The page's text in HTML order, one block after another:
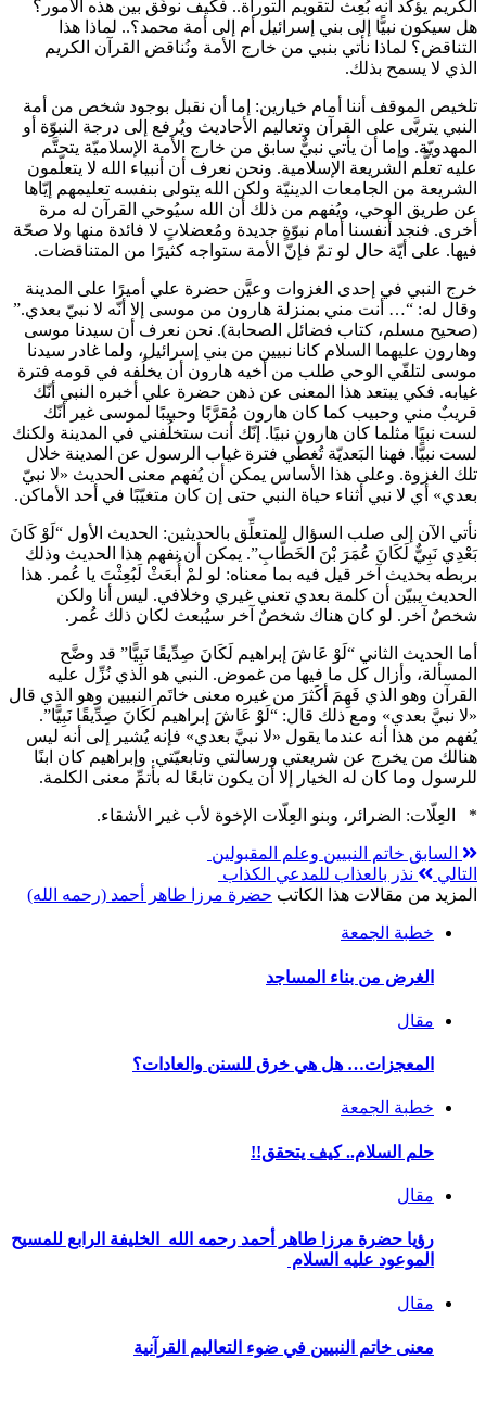
الكريم يؤكِّد أنه بُعِث لتقويم التوراة.. فكيف نوفِّق بين هذه الأمور؟
هل سيكون نبيًّا إلى بني إسرائيل أم إلى أمة محمد؟.. لماذا هذا
التناقض؟ لماذا نأتي بنبي من خارج الأمة ونُناقض القرآن الكريم
الذي لا يسمح بذلك.
تلخيص الموقف أننا أمام خيارين: إما أن نقبل بوجود شخص من أمة
النبي يتربَّى على القرآن وتعاليم الأحاديث ويُرفع إلى درجة النبوّة أو
المهدويّة. وإما أن يأتي نبيٌّ سابق من خارج الأمة الإسلاميّة يتحتَّم
عليه تعلُّم الشريعة الإسلامية. ونحن نعرف أن أنبياء الله لا يتعلّمون
الشريعة من الجامعات الدينيّة ولكن الله يتولى بنفسه تعليمهم إيّاها
عن طريق الوحي، ويُفهم من ذلك أن الله سيُوحي القرآن له مرة
أخرى. فنجد أنفسنا أمام نبوّةٍ جديدة ومُعضلاتٍ لا فائدة منها ولا صحّة
فيها. على أيّة حال لو تمّ فإنّ الأمة ستواجه كثيرًا من المتناقضات.
خرج النبي في إحدى الغزوات وعيَّن حضرة علي أميرًا على المدينة
وقال له: “… أنت مني بمنزلة هارون من موسى إلا أنّه لا نبيّ بعدي.”
(صحيح مسلم، كتاب فضائل الصحابة). نحن نعرف أن سيدنا موسى
وهارون عليهما السلام كانا نبيين من بني إسرائيل، ولما غادر سيدنا
موسى لتلقّي الوحي طلب من أخيه هارون أن يخلُفه في قومه فترة
غيابه. فكي يبتعد هذا المعنى عن ذهن حضرة علي أخبره النبي أنّك
قريبٌ مني وحبيب كما كان هارون مُقرَّبًا وحبيبًا لموسى غير أنّك
لست نبيًا مثلما كان هارون نبيًا. إنّك أنت ستخلُفني في المدينة ولكنك
لست نبيًّا. فهنا البَعديّة تُغطّي فترة غياب الرسول عن المدينة خلال
تلك الغزوة. وعلى هذا الأساس يمكن أن يُفهم معنى الحديث «لا نبيّ
بعدي» أي لا نبي أثناء حياة النبي حتى إن كان متغيّبًا في أحد الأماكن.
نأتي الآن إلى صلب السؤال المتعلِّق بالحديثين: الحديث الأول “لَوْ كَانَ
بَعْدِي نَبِيٌّ لَكَانَ عُمَرَ بْنَ الخَطَّابِ”. يمكن أن نفهم هذا الحديث وذلك
بربطه بحديث آخر قيل فيه بما معناه: لو لمْ أُبعَثْ لَبُعِثْتَ يا عُمر. هذا
الحديث يبيّن أن كلمة بعدي تعني غيري وخلافي. ليس أنا ولكن
شخصٌ آخر. لو كان هناك شخصٌ آخر سيُبعث لكان ذلك عُمر.
أما الحديث الثاني “لَوْ عَاشَ إبراهيم لَكَانَ صِدِّيقًا نَبِيًّا” قد وضَّح
المسألة، وأزال كل ما فيها من غموض. النبي هو الذي نُزِّل عليه
القرآن وهو الذي فَهِمَ أكَثرَ من غيره معنى خاتَم النبيين وهو الذي قال
«لا نبيَّ بعدي» ومع ذلك قال: “لَوْ عَاشَ إبراهيم لَكَانَ صِدِّيقًا نَبِيًّا”.
يُفهم من هذا أنه عندما يقول «لا نبيَّ بعدي» فإنه يُشير إلى أنه ليس
هنالك من يخرج عن شريعتي ورسالتي وتابعيّتي. وإبراهيم كان ابنًا
للرسول وما كان له الخيار إلا أن يكون تابعًا له بأتمِّ معنى الكلمة.
* العِلّات: الضرائر، وبنو العِلّات الإخوة لأب غير الأشقاء.
السابق خاتم النبيين وعلم المقبولين
التالي
نذر بالعذاب للمدعي الكذاب
المزيد من مقالات هذا الكاتب حضرة مرزا طاهر أحمد (رحمه الله)
خطبة الجمعة
الغرض من بناء المساجد
مقال
المعجزات… هل هي خرق للسنن والعادات؟
خطبة الجمعة
حلم السلام.. كيف يتحقق!!
مقال
رؤيا حضرة مرزا طاهر أحمد رحمه الله الخليفة الرابع للمسيح
الموعود عليه السلام
مقال
معنى خاتم النبيين في ضوء التعاليم القرآنية